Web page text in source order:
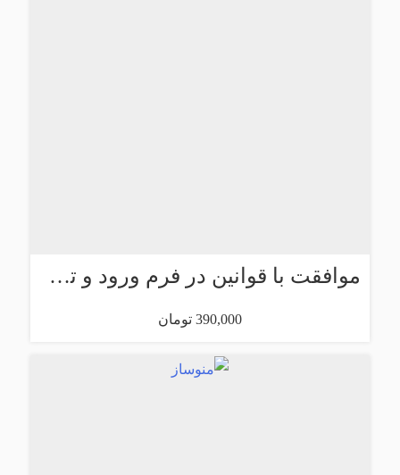
موافقت با قوانین در فرم ورود و تماس
390,000 تومان